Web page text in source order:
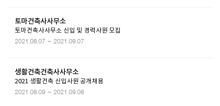
토마건축사사무소
토마건축사사무소 신입 및 경력사원 모집
2021.08.07 ~ 2021.09.07
생활건축건축사사무소
2021 생활건축 신입사원 공개채용
2021.08.09 ~ 2021.09.08